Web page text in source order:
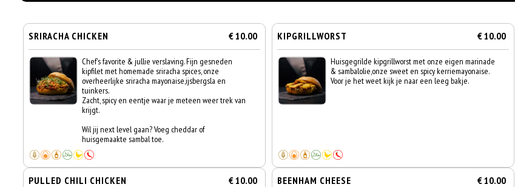
SRIRACHA CHICKEN € 10.00
Chef's favorite & jullie verslaving. Fijn gesneden
kipfilet met homemade sriracha spices, onze
overheerlijke sriracha mayonaise,ijsbergsla en
tuinkers.
Zacht, spicy en eentje waar je meteen weer trek van
krijgt.
Wil jij next level gaan? Voeg cheddar of
huisgemaakte sambal toe.
KIPGRILLWORST € 10.00
Huisgegrilde kipgrillworst met onze eigen marinade
& sambalolie,onze sweet en spicy kerriemayonaise.
Voor je het weet kijk je naar een leeg bakje.
PULLED CHILI CHICKEN € 10.00 BEENHAM CHEESE € 10.00